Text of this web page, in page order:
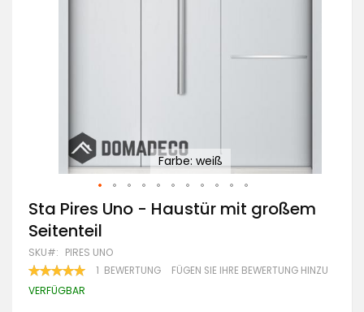
Farbe: weiß
Zum
Anfang
der
Bildgalerie
springen
Sta Pires Uno - Haustür mit großem
Seitenteil
SKU PIRES UNO
BEWERTUNG:
100
1 BEWERTUNG FÜGEN SIE IHRE BEWERTUNG HINZU
VERFÜGBAR